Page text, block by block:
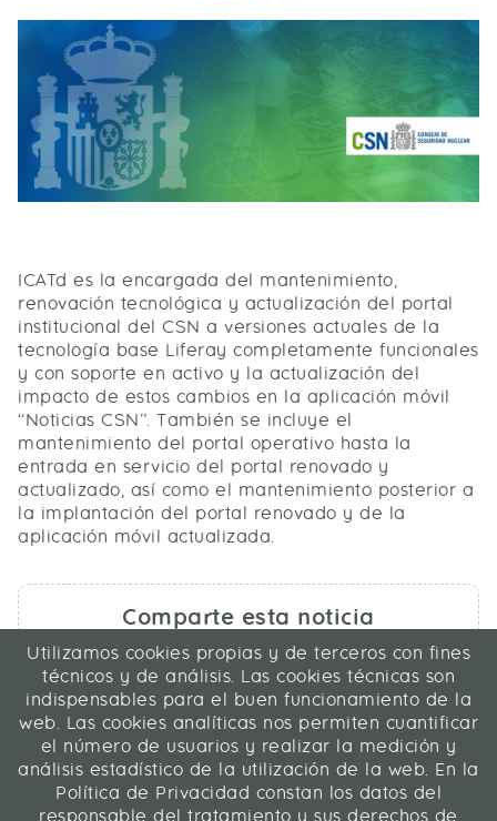
ICATd es la encargada del mantenimiento,
renovación tecnológica y actualización del portal
institucional del CSN a versiones actuales de la
tecnología base Liferay completamente funcionales
y con soporte en activo y la actualización del
impacto de estos cambios en la aplicación móvil
“Noticias CSN”. También se incluye el
mantenimiento del portal operativo hasta la
entrada en servicio del portal renovado y
actualizado, así como el mantenimiento posterior a
la implantación del portal renovado y de la
aplicación móvil actualizada.
Comparte esta noticia
ICA Transformación Digital SLU
C/ La Rábida 27, 28039 Madrid
Utilizamos cookies propias y de terceros con fines
técnicos y de análisis. Las cookies técnicas son
indispensables para el buen funcionamiento de la
web. Las cookies analíticas nos permiten cuantificar
el número de usuarios y realizar la medición y
análisis estadístico de la utilización de la web. En la
Política de Privacidad constan los datos del
responsable del tratamiento y sus derechos de